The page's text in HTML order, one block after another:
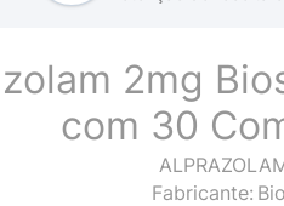
2mg
com 30
Fabricante: